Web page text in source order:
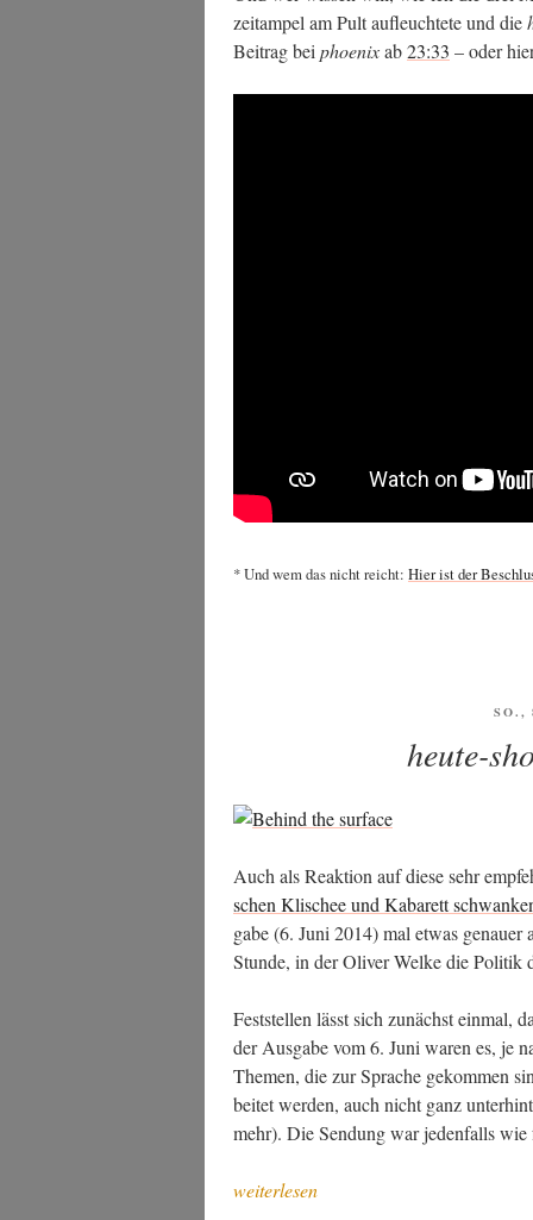
zeit­am­pel am Pult auf­leuch­te­te und die
Bei­trag bei phoe­nixab23:33 – oder
* Und wem das nicht reicht: Hier ist der
SO.,
heute-
Auch als Reak­ti­on auf die­se sehr
schen Kli­schee und Kaba­rett
ga­be (6. Juni 2014) mal etwas genau­er
Stun­de, in der Oli­ver Wel­ke die Poli­tik
Fest­stel­len lässt sich zunächst ein­mal,
der Aus­ga­be vom 6. Juni waren es, je
The­men, die zur Spra­che gekom­men
bei­tet wer­den, auch nicht ganz
mehr). Die Sen­dung war jeden­falls wie
„heu­
weiterlesen